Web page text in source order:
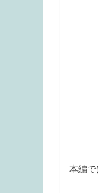
本編で